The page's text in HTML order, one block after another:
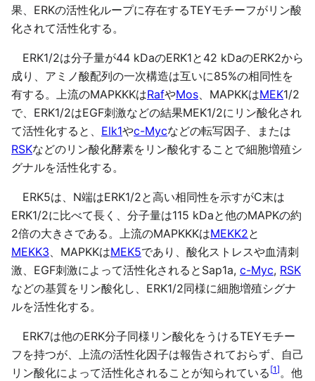
果、ERKの活性化ループに存在するTEYモチーフがリン酸
化されて活性化する。
ERK1/2は分子量が44 kDaのERK1と42 kDaのERK2から
成り、アミノ酸配列の一次構造は互いに85%の相同性を
有する。上流のMAPKKKはRafやMos、MAPKKはMEK1/2
で、ERK1/2はEGF刺激などの結果MEK1/2にリン酸化され
て活性化すると、 Elk1やc-Mycなどの転写因子、または
RSKなどのリン酸化酵素をリン酸化することで細胞増殖シ
グナルを活性化する。
ERK5は、N端はERK1/2と高い相同性を示すがC末は
ERK1/2に比べて長く、分子量は115 kDaと他のMAPKの約
2倍の大きさである。上流のMAPKKKはMEKK2と
MEKK3、MAPKKはMEK5であり、酸化ストレスや血清刺
激、EGF刺激によって活性化されるとSap1a, c-Myc, RSK
などの基質をリン酸化し、ERK1/2同様に細胞増殖シグナ
ルを活性化する。
ERK7は他のERK分子同様リン酸化をうけるTEYモチー
フを持つが、上流の活性化因子は報告されておらず、自己
リン酸化によって活性化されることが知られている [1]。他